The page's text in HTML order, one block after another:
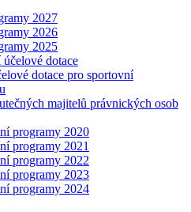
2027
2026
2025
dotace
dotace pro sportovní
majitelů právnických osob
programy 2020
programy 2021
programy 2022
programy 2023
programy 2024